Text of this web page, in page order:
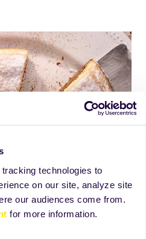
technologies to
on our site, analyze site
our audiences come from.
for more information.